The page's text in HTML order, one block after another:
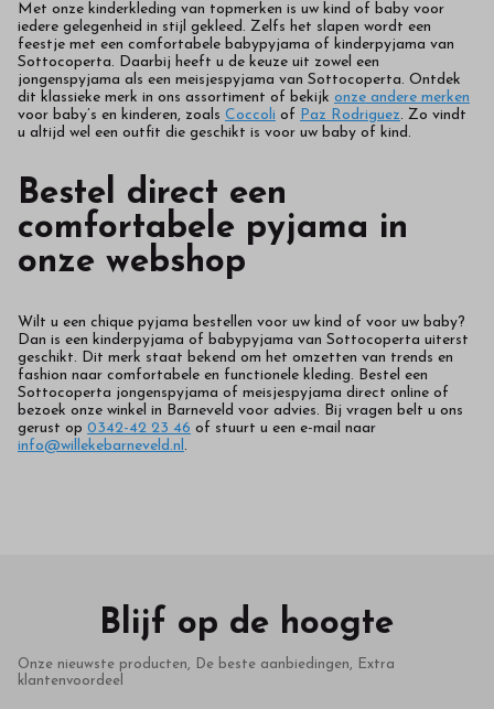
Met onze kinderkleding van topmerken is uw kind of baby voor
iedere gelegenheid in stijl gekleed. Zelfs het slapen wordt een
feestje met een comfortabele babypyjama of kinderpyjama van
Sottocoperta. Daarbij heeft u de keuze uit zowel een
jongenspyjama als een meisjespyjama van Sottocoperta. Ontdek
dit klassieke merk in ons assortiment of bekijk onze andere merken
voor baby’s en kinderen, zoals Coccoli of Paz Rodriguez. Zo vindt
u altijd wel een outfit die geschikt is voor uw baby of kind.
Bestel direct een
comfortabele pyjama in
onze webshop
Wilt u een chique pyjama bestellen voor uw kind of voor uw baby?
Dan is een kinderpyjama of babypyjama van Sottocoperta uiterst
geschikt. Dit merk staat bekend om het omzetten van trends en
fashion naar comfortabele en functionele kleding. Bestel een
Sottocoperta jongenspyjama of meisjespyjama direct online of
bezoek onze winkel in Barneveld voor advies. Bij vragen belt u ons
gerust op 0342-42 23 46 of stuurt u een e-mail naar
info@willekebarneveld.nl.
Blijf op de hoogte
Onze nieuwste producten, De beste aanbiedingen, Extra
klantenvoordeel